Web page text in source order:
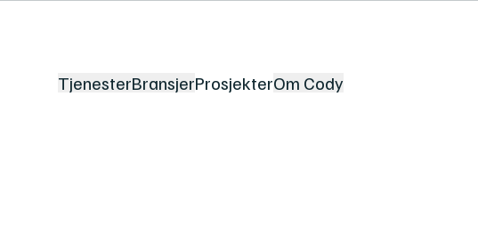
TjenesterBransjerProsjekterOm Cody